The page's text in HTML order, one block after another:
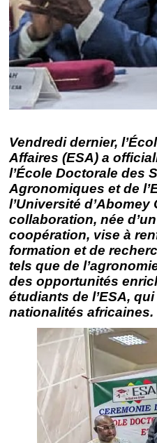
Vendredi dernier,
Affaires (ESA) a
l’École Doctorale des
Agronomiques et de
l’Université d’Abomey
collaboration, née
coopération, vise à
formation et de
tels que de
des opportunités
étudiants de l’ESA,
nationalités africaines.